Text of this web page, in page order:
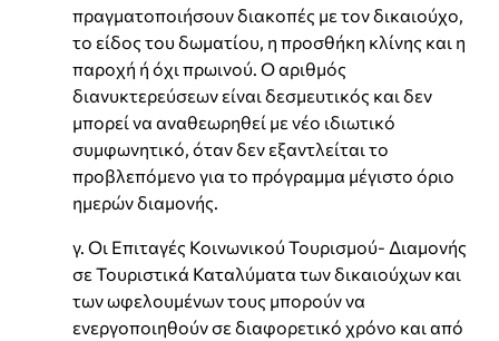
πραγματοποιήσουν διακοπές με τον δικαιούχο,
το είδος του δωματίου, η προσθήκη κλίνης και η
παροχή ή όχι πρωινού. Ο αριθμός
διανυκτερεύσεων είναι δεσμευτικός και δεν
μπορεί να αναθεωρηθεί με νέο ιδιωτικό
συμφωνητικό, όταν δεν εξαντλείται το
προβλεπόμενο για το πρόγραμμα μέγιστο όριο
ημερών διαμονής.
γ. Οι Επιταγές Κοινωνικού Τουρισμού- Διαμονής
σε Τουριστικά Καταλύματα των δικαιούχων και
των ωφελουμένων τους μπορούν να
ενεργοποιηθούν σε διαφορετικό χρόνο και από